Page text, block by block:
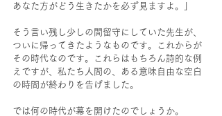
あなた方がどう生きたかを必ず見ますよ。」
そう言い残し少しの間留守にしていた先生が、
ついに帰ってきたようなものです。これからが
その時代なのです。これらはもちろん詩的な例
えですが、私たち人間の、ある意味自由な空白
の時間が終わりを告げました。
では何の時代が幕を開けたのでしょうか。